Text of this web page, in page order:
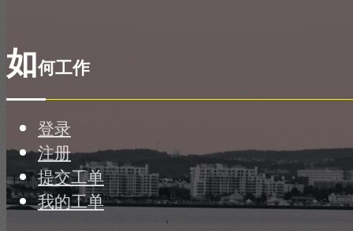
如何工作
登录
注册
提交工单
我的工单